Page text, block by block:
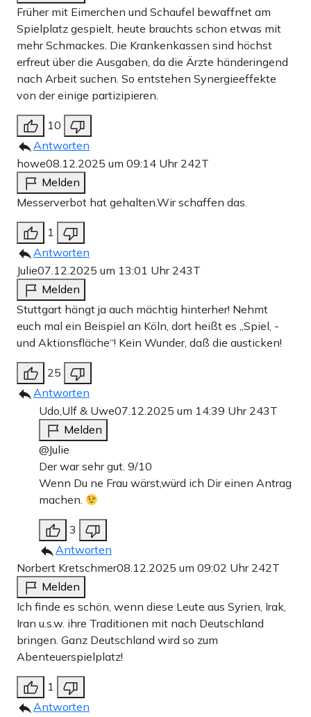
Früher mit Eimerchen und Schaufel bewaffnet am
Spielplatz gespielt, heute brauchts schon etwas mit
mehr Schmackes. Die Krankenkassen sind höchst
erfreut über die Ausgaben, da die Ärzte händeringend
nach Arbeit suchen. So entstehen Synergieeffekte
von der einige partizipieren.
10
Antworten
howe08.12.2025 um 09:14 Uhr 242T
Melden
Messerverbot hat gehalten.Wir schaffen das.
1
Antworten
Julie07.12.2025 um 13:01 Uhr 243T
Melden
Stuttgart hängt ja auch mächtig hinterher! Nehmt
euch mal ein Beispiel an Köln, dort heißt es „Spiel, -
und Aktionsfläche“! Kein Wunder, daß die austicken!
25
Antworten
Udo,Ulf & Uwe07.12.2025 um 14:39 Uhr 243T
Melden
@Julie
Der war sehr gut. 9/10
Wenn Du ne Frau wärst,würd ich Dir einen Antrag
machen.
3
Antworten
Norbert Kretschmer08.12.2025 um 09:02 Uhr 242T
Melden
Ich finde es schön, wenn diese Leute aus Syrien, Irak,
Iran u.s.w. ihre Traditionen mit nach Deutschland
bringen. Ganz Deutschland wird so zum
Abenteuerspielplatz!
1
Antworten